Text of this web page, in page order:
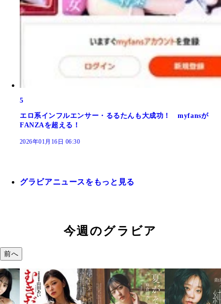
5
エロ系インフルエンサー・るるたんも大成功！ myfansが
FANZAを超える！
2026年01月16日 06:30
グラビアニュースをもっと見る
今週のグラビア
前へ